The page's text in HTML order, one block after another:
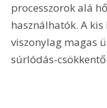
processzorok alá
használhatók. A
viszonylag magas
súrlódás-